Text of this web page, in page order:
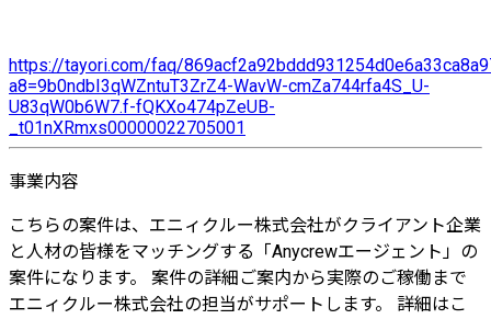
https://tayori.com/faq/
a8=9b0ndbI3qWZntuT3ZrZ4-WavW-cmZa744rfa4S_U-
U83qW0b6W7.f-fQKXo474pZeUB-
_t01nXRmxs00000022705001
事業内容
こちらの案件は、エニィクルー株式会社がクライアント企業
と人材の皆様をマッチングする「Anycrewエージェント」の
案件になります。 案件の詳細ご案内から実際のご稼働まで
エニィクルー株式会社の担当がサポートします。 詳細はこ